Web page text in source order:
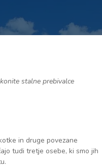
stalne prebivalce
in druge povezane
tudi tretje osebe, ki smo jih